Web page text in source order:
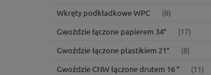
Wkręty podkładkowe WPC
(8)
Gwoździe łączone papierem 34°
(17)
Gwoździe łączone plastikiem 21°
(8)
Gwoździe CNW łączone drutem 16 °
(11)